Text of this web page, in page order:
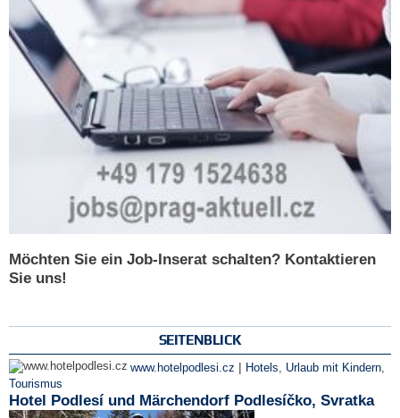
Möchten Sie ein Job-Inserat schalten? Kontaktieren
Sie uns!
SEITENBLICK
www.hotelpodlesi.cz | Hotels, Urlaub mit Kindern,
Tourismus
Hotel Podlesí und Märchendorf Podlesíčko, Svratka